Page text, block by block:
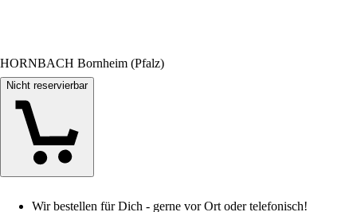
HORNBACH Bornheim (Pfalz)
Nicht reservierbar
Wir bestellen für Dich - gerne vor Ort oder telefonisch!